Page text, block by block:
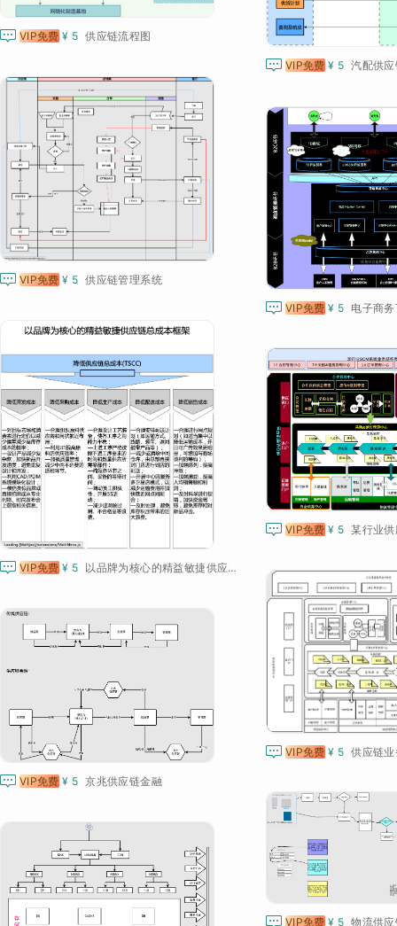
 VIP免费 ¥ 5 汽配供
 VIP免费 ¥ 5 供应链流程图
 VIP免费 ¥ 5 供应链管理系统
 VIP免费 ¥ 5 电子商
 VIP免费 ¥ 5 以品牌为核心的精益敏捷供应链总成本框架
 VIP免费 ¥ 5 某行业
 VIP免费 ¥ 5 供应链
 VIP免费 ¥ 5 京兆供应链金融
 VIP免费 ¥ 5 物流供